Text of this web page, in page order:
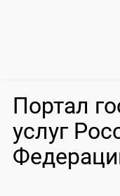
Портал
услуг